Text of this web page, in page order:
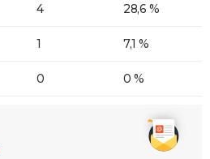
4 28,6 %
1 7,1 %
0 0 %